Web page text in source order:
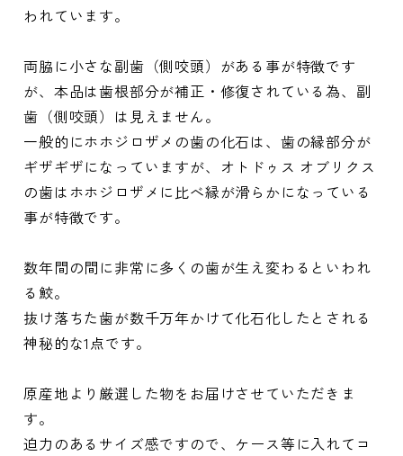
われています。
両脇に小さな副歯（側咬頭）がある事が特徴です
が、本品は歯根部分が補正・修復されている為、副
歯（側咬頭）は見えません。
一般的にホホジロザメの歯の化石は、歯の縁部分が
ギザギザになっていますが、オトドゥス オブリクス
の歯はホホジロザメに比べ縁が滑らかになっている
事が特徴です。
数年間の間に非常に多くの歯が生え変わるといわれ
る鮫。
抜け落ちた歯が数千万年かけて化石化したとされる
神秘的な1点です。
原産地より厳選した物をお届けさせていただきま
す。
迫力のあるサイズ感ですので、ケース等に入れてコ